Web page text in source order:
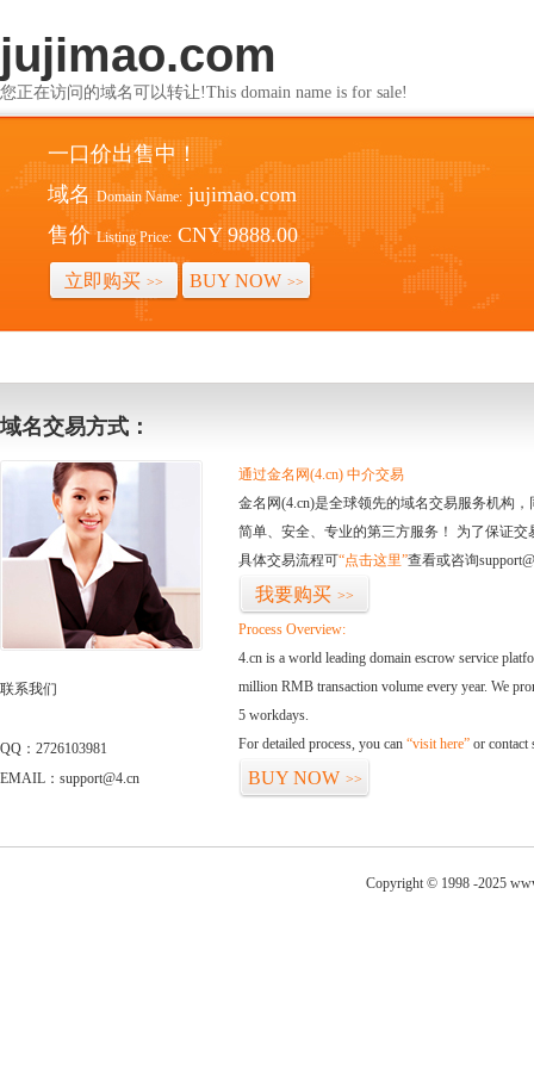
jujimao.com
您正在访问的域名可以转让!This domain name is for sale!
一口价出售中！
域名 Domain Name: jujimao.com
售价 Listing Price: CNY 9888.00
立即购买 >> BUY NOW >>
域名交易方式：
联系我们
QQ：2726103981
EMAIL：support@4.cn
通过金名网(4.cn) 中介交易
金名网(4.cn)是全球领先的域名交易服务机构
简单、安全、专业的第三方服务！ 为了保证
具体交易流程可“点击这里”查看或咨询
我要购买 >>
Process Overview:
4.cn is a world leading domain escrow service
million RMB transaction volume every year. We
5 workdays.
For detailed process, you can “visit here” or contact
BUY NOW >>
Copyright © 1998 -2025